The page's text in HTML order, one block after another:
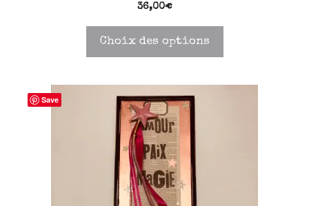
36,00€
Choix des options
Save